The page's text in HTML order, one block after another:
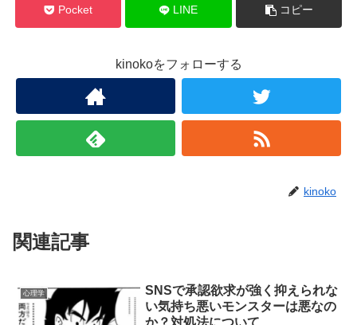
Pocket LINE コピー
kinokoをフォローする
kinoko
関連記事
心理学
SNSで承認欲求が強く抑えられな
い気持ち悪いモンスターは悪なの